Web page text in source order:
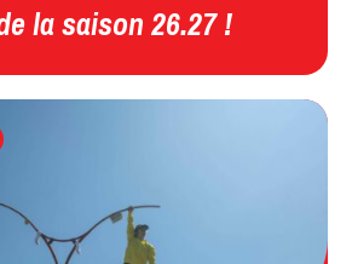
la saison 26.27 !